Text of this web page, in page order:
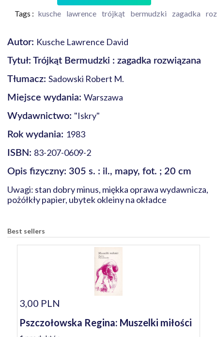
Tags : kusche lawrence trójkąt bermudzki zagadka
Autor: Kusche Lawrence David
Tytuł: Trójkąt Bermudzki : zagadka rozwiązana
Tłumacz: Sadowski Robert M.
Miejsce wydania: Warszawa
Wydawnictwo: "Iskry"
Rok wydania: 1983
ISBN: 83-207-0609-2
Opis fizyczny: 305 s. : il., mapy, fot. ; 20 cm
Uwagi: stan dobry minus, miękka oprawa wydawnicza,
pożółkły papier, ubytek okleiny na okładce
Best sellers
3,00 PLN
Pszczołowska Regina: Muszelki miłości